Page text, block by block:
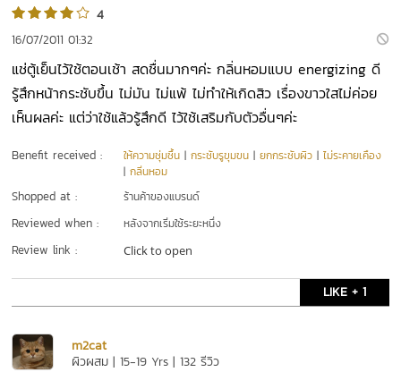
4
16/07/2011 01:32
แช่ตู้เย็นไว้ใช้ตอนเช้า สดชื่นมากๆค่ะ กลิ่นหอมแบบ energizing ดี
รู้สึกหน้ากระชับขึ้น ไม่มัน ไม่แพ้ ไม่ทำให้เกิดสิว เรื่องขาวใสไม่ค่อย
เห็นผลค่ะ แต่ว่าใช้แล้วรู้สึกดี ไว้ใช้เสริมกับตัวอื่นๆค่ะ
Benefit received : ให้ความชุ่มชื้น |กระชับรูขุมขน |ยกกระชับผิว |ไม่ระคายเคือง
|กลิ่นหอม
Shopped at : ร้านค้าของแบรนด์
Reviewed when : หลังจากเริ่มใช้ระยะหนึ่ง
Review link : Click to open
LIKE + 1
m2cat
ผิวผสม | 15-19 Yrs | 132 รีวิว